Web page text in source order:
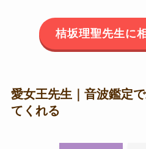
桔坂理聖先生に
愛女王先生｜音波鑑定
てくれる